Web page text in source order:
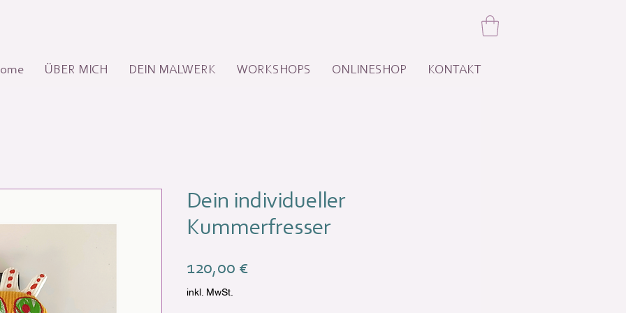
ÜBER MICH DEIN MALWERK WORKSHOPS ONLINESHOP KONTAKT
Dein individueller
Kummerfresser
120,00 €Preis
inkl. MwSt.